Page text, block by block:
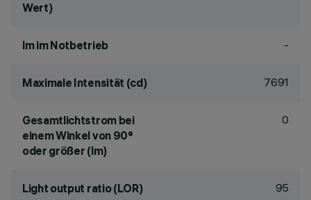
Wert)
lm im Notbetrieb -
Maximale Intensität (cd) 7691
Gesamtlichtstrom bei
einem Winkel von 90°
oder größer (lm)
0
Light output ratio (LOR) 95